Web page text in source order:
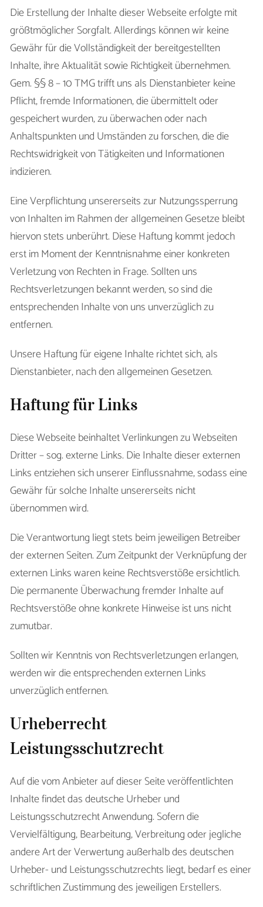
Die Erstellung der Inhalte dieser Webseite erfolgte mit
größtmöglicher Sorgfalt. Allerdings können wir keine
Gewähr für die Vollständigkeit der bereitgestellten
Inhalte, ihre Aktualität sowie Richtigkeit übernehmen.
Gem. §§ 8 – 10 TMG trifft uns als Dienstanbieter keine
Pflicht, fremde Informationen, die übermittelt oder
gespeichert wurden, zu überwachen oder nach
Anhaltspunkten und Umständen zu forschen, die die
Rechtswidrigkeit von Tätigkeiten und Informationen
indizieren.
Eine Verpflichtung unsererseits zur Nutzungssperrung
von Inhalten im Rahmen der allgemeinen Gesetze bleibt
hiervon stets unberührt. Diese Haftung kommt jedoch
erst im Moment der Kenntnisnahme einer konkreten
Verletzung von Rechten in Frage. Sollten uns
Rechtsverletzungen bekannt werden, so sind die
entsprechenden Inhalte von uns unverzüglich zu
entfernen.
Unsere Haftung für eigene Inhalte richtet sich, als
Dienstanbieter, nach den allgemeinen Gesetzen.
Haftung für Links
Diese Webseite beinhaltet Verlinkungen zu Webseiten
Dritter – sog. externe Links. Die Inhalte dieser externen
Links entziehen sich unserer Einflussnahme, sodass eine
Gewähr für solche Inhalte unsererseits nicht
übernommen wird.
Die Verantwortung liegt stets beim jeweiligen Betreiber
der externen Seiten. Zum Zeitpunkt der Verknüpfung der
externen Links waren keine Rechtsverstöße ersichtlich.
Die permanente Überwachung fremder Inhalte auf
Rechtsverstöße ohne konkrete Hinweise ist uns nicht
zumutbar.
Sollten wir Kenntnis von Rechtsverletzungen erlangen,
werden wir die entsprechenden externen Links
unverzüglich entfernen.
Urheberrecht
Leistungsschutzrecht
Auf die vom Anbieter auf dieser Seite veröffentlichten
Inhalte findet das deutsche Urheber und
Leistungsschutzrecht Anwendung. Sofern die
Vervielfältigung, Bearbeitung, Verbreitung oder jegliche
andere Art der Verwertung außerhalb des deutschen
Urheber- und Leistungsschutzrechts liegt, bedarf es einer
schriftlichen Zustimmung des jeweiligen Erstellers.